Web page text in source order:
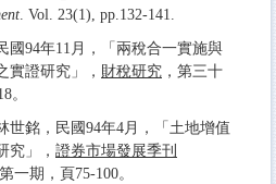
. Vol. 23(1), pp.132-141.
國94年11月，「兩稅合一實施與
實證研究」， 財稅研究 ，第三十
。
世銘，民國94年4月，「土地增值
究」， 證券市場發展季刊
一期，頁75-100。